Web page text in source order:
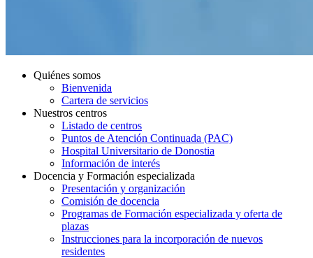
Quiénes somos
Bienvenida
Cartera de servicios
Nuestros centros
Listado de centros
Puntos de Atención Continuada (PAC)
Hospital Universitario de Donostia
Información de interés
Docencia y Formación especializada
Presentación y organización
Comisión de docencia
Programas de Formación especializada y oferta de
plazas
Instrucciones para la incorporación de nuevos
residentes